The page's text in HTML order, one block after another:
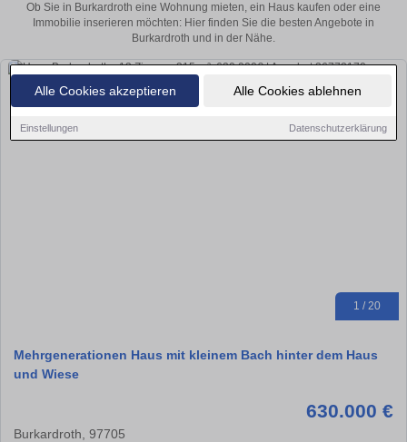
Alle Cookies akzeptieren Alle Cookies ablehnen
Einstellungen Datenschutzerklärung
Ob Sie in Burkardroth eine Wohnung mieten, ein Haus kaufen oder eine
Immobilie inserieren möchten: Hier finden Sie die besten Angebote in
Burkardroth und in der Nähe.
1 / 20
Mehrgenerationen Haus mit kleinem Bach hinter dem Haus
und Wiese
630.000 €
Burkardroth, 97705